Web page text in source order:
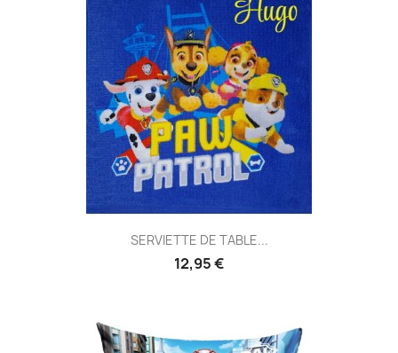
SERVIETTE DE TABLE...
12,95 €